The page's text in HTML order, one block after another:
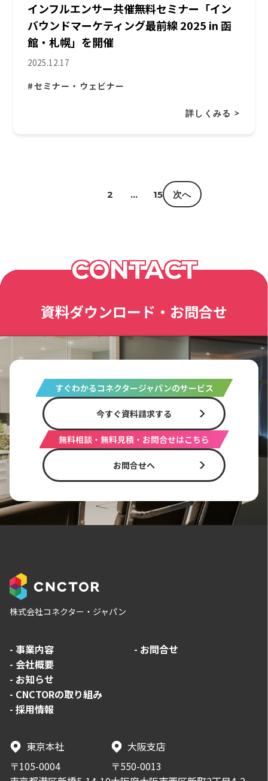
インフルエンサー共催無料セミナー「イン
バウンドマーケティング最前線 2025 in 函
館・札幌」を開催
2025.12.17
#セミナー・ウェビナー
詳しくみる >
2 … 15 次へ
CONTACT
資料ダウンロード・お問合せ
すぐわかるコネクタージャパンのサービス
今すぐ資料請求する
無料相談・無料見積・お問合せはこちら
お問合せへ
株式会社コネクター・ジャパン
東京本社
〒105-0004
大阪支店
〒550-0013
- 事業内容
- 会社概要
- お知らせ
- CNCTORの取り組み
- 採用情報
- お問合せ